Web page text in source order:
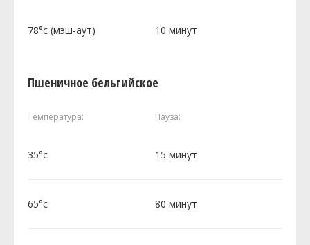
78°c (мэш-аут) 10 минут
Пшеничное бельгийское
Температура: Пауза:
35°c 15 минут
65°c 80 минут